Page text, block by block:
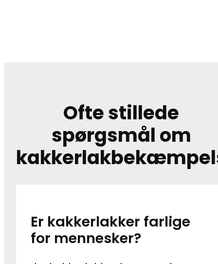
Ofte stillede
spørgsmål om
Er kakkerlakker farlige
for mennesker?